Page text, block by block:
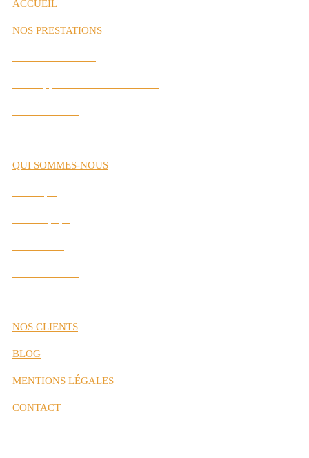
ACCUEIL
NOS PRESTATIONS
QUI SOMMES-NOUS
NOS CLIENTS
BLOG
MENTIONS LÉGALES
CONTACT